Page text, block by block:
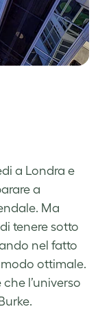
a Londra e
a
Ma
tenere sotto
nel fatto
ottimale.
l’universo